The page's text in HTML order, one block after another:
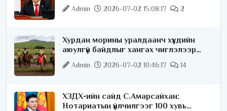
Admin 2026-07-02 15:08:17 2
Хурдан морины уралдаанч хүүхдийн
аюулгүй байдлыг хангах чиглэлээр
Admin 2026-07-02 10:46:17 14
ХЗДХ-ийн сайд С.Амарсайхан:
Нотариатын үйлчилгээг 100 хувь